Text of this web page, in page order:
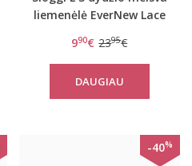
liemenėlė EverNew Lace
990€ 2395€
DAUGIAU
-40%